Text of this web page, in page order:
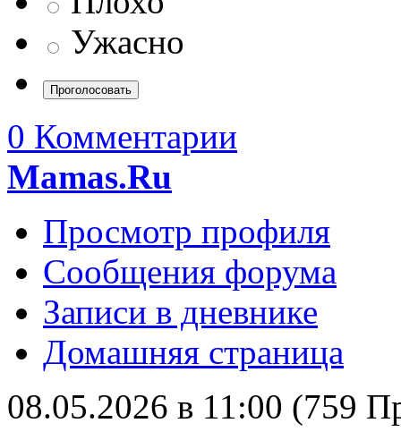
Ужасно
0 Комментарии
Mamas.Ru
Просмотр профиля
Сообщения форума
Записи в дневнике
Домашняя страница
08.05.2026 в 11:00 (759